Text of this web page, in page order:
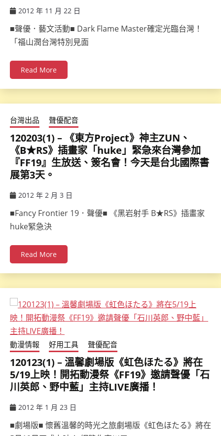
2012 年 11 月 22 日
■聲優．藝文活動■ Dark Flame Master確定光臨台灣！
「福山潤台灣特別見面
Read More
台灣出品 聲優配音
120203(1) – 《東方Project》神主ZUN、
《B★RS》插畫家「huke」緊急來台灣參加
『FF19』生放送、簽名會！今天是台北國際書
展第3天。
2012 年 2 月 3 日
■Fancy Frontier 19．聲優■ 《黑岩射手 B★RS》插畫家
huke緊急決
Read More
動漫情報 好用工具 聲優配音
120123(1) – 溫馨劇場版《虹色ほたる》將在
5/19上映！開拓動漫祭《FF19》邀請聲優「石
川英郎、野中藍」主持LIVE廣播！
2012 年 1 月 23 日
■劇場版■ 懷舊溫馨的時光之旅劇場版《虹色ほたる》將在